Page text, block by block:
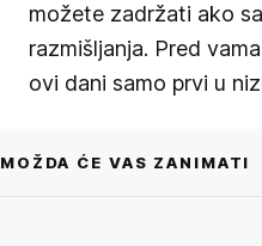
možete zadržati ako
razmišljanja. Pred
ovi dani samo prvi u
MOŽDA ĆE VAS ZANIMATI